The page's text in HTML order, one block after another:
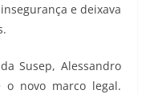
e deixava
Susep, Alessandro
o novo marco legal.